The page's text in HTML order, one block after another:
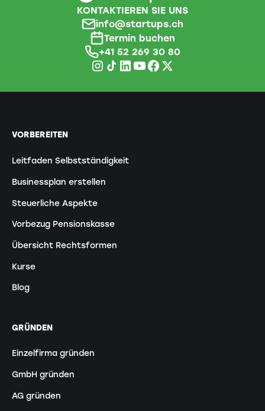
KONTAKTIEREN SIE UNS
info@startups.ch
Termin buchen
+41 52 269 30 80
VORBEREITEN
Leitfaden Selbstständigkeit
Businessplan erstellen
Steuerliche Aspekte
Vorbezug Pensionskasse
Übersicht Rechtsformen
Kurse
Blog
GRÜNDEN
Einzelfirma gründen
GmbH gründen
AG gründen